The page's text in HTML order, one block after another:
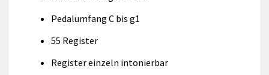
Pedalumfang C bis g1
55 Register
Register einzeln intonierbar